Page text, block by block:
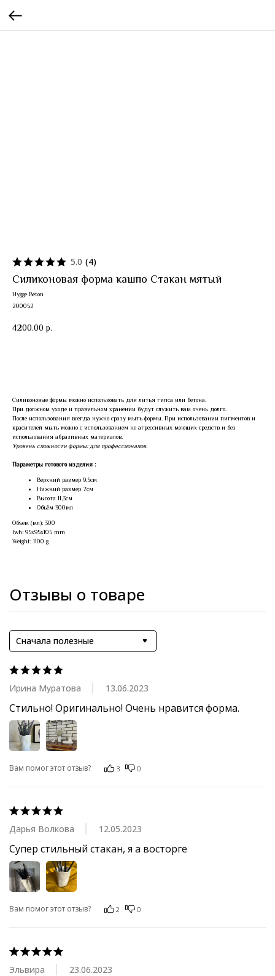
5.0 (4)
Силиконовая форма кашпо Стакан мятый
Hygge Beton
200052
4200.00 р.
Силиконовые формы можно использовать для литья гипса или бетона.
При должном уходе и правильном хранении будут служить вам очень долго.
После использования всегда нужно сразу мыть формы. При использовании пигментов и
красителей мыть можно с использованием не агрессивных моющих средств и без
использования абразивных материалов.
Уровень сложности формы: для профессионалов.
Параметры готового изделия :
Верхний размер 9,5см
Нижний размер 7см
Высота 11,3см
Объём 300мл
Объем (мл): 300
lwh: 95x95x105 mm
Weight: 1100 g
Отзывы о товаре
Сначала полезные
Ирина Муратова 13.06.2023
Стильно! Оригинально! Очень нравится форма.
Вам помог этот отзыв? 3 0
Дарья Волкова 12.05.2023
Супер стильный стакан, я а восторге
Вам помог этот отзыв? 2 0
Эльвира 23.06.2023